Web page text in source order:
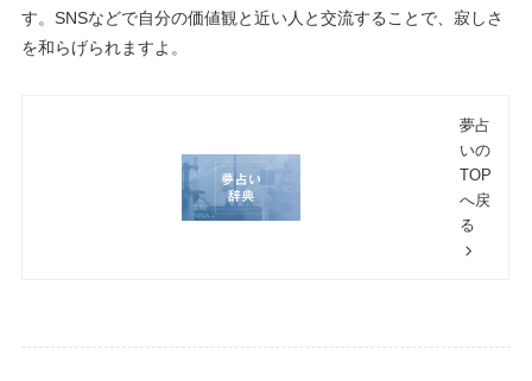
す。SNSなどで自分の価値観と近い人と交流することで、寂しさ
を和らげられますよ。
夢占
いの
TOP
へ戻
る